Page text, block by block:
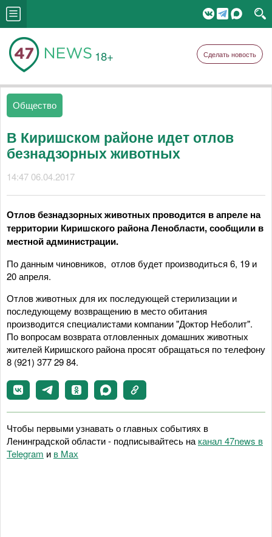
18+ Сделать новость
Общество
В Киришском районе идет отлов
безнадзорных животных
14:47 06.04.2017
Отлов безнадзорных животных проводится в апреле на
территории Киришского района Ленобласти, сообщили в
местной администрации.
По данным чиновников, отлов будет производиться 6, 19 и
20 апреля.
Отлов животных для их последующей стерилизации и
последующему возвращению в место обитания
производится специалистами компании "Доктор Неболит".
По вопросам возврата отловленных домашних животных
жителей Киришского района просят обращаться по телефону
8 (921) 377 29 84.
Чтобы первыми узнавать о главных событиях в
Ленинградской области - подписывайтесь на канал 47news в
Telegram и в Maх